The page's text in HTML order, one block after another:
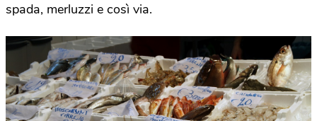
spada, merluzzi e così via.